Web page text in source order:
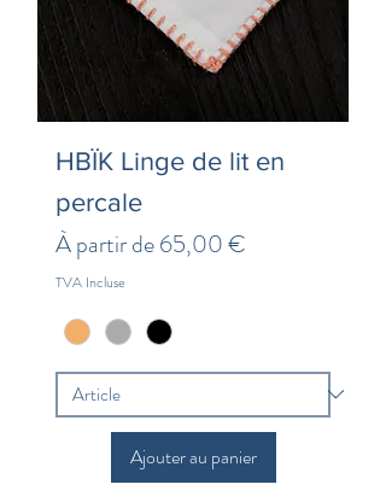
HBÏK Linge de lit en
percale
À partir de65,00 €
Prix promotionnel
TVA Incluse
Ajouter au panier